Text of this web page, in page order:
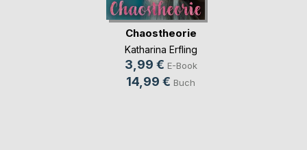
Chaostheorie
Katharina Erfling
3,99 € E-Book
14,99 € Buch